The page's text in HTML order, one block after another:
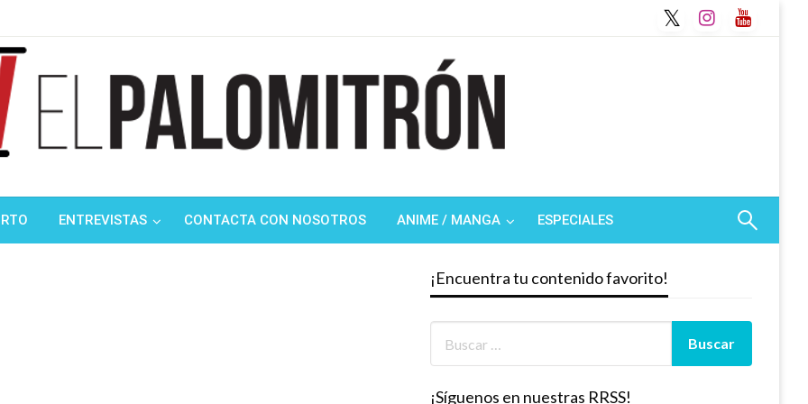
ENTREVISTAS CONTACTA CON NOSOTROS ANIME / MANGA ESPECIALES
¡Encuentra tu contenido favorito!
¡Síguenos en nuestras RRSS!